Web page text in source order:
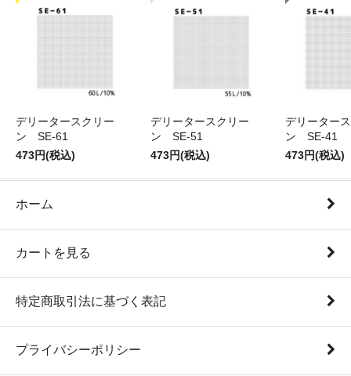
デリータースクリー
ン SE-61
473円(税込)
デリータースクリー
ン SE-51
473円(税込)
デリーター
ン SE-41
473円(税込)
ホーム
カートを見る
特定商取引法に基づく表記
プライバシーポリシー